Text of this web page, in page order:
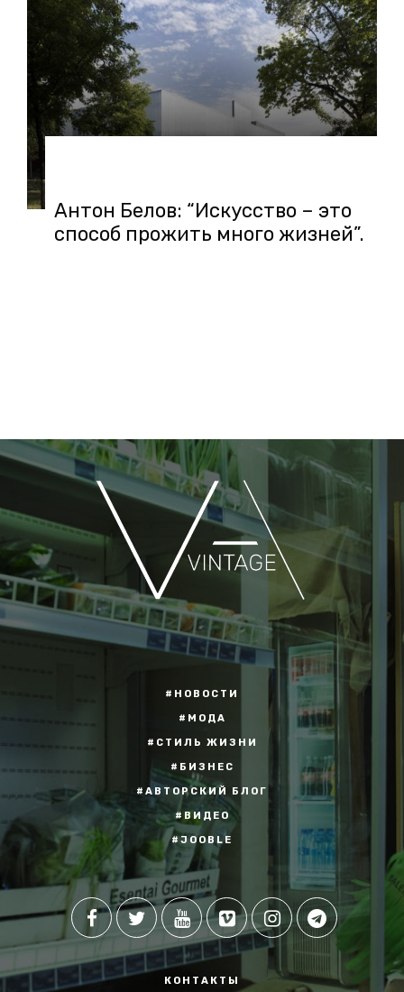
Антон Белов: “Искусство – это
способ прожить много жизней”.
#НОВОСТИ
#МОДА
#СТИЛЬ ЖИЗНИ
#БИЗНЕС
#АВТОРСКИЙ БЛОГ
#ВИДЕО
#JOOBLE
КОНТАКТЫ